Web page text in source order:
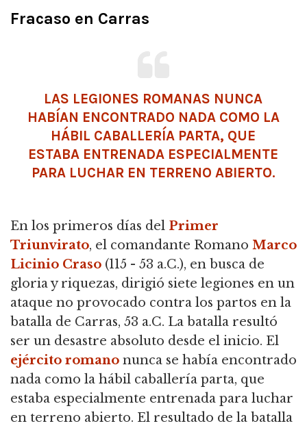
Fracaso en Carras
LAS LEGIONES ROMANAS NUNCA
HABÍAN ENCONTRADO NADA COMO LA
HÁBIL CABALLERÍA PARTA, QUE
ESTABA ENTRENADA ESPECIALMENTE
PARA LUCHAR EN TERRENO ABIERTO.
En los primeros días del Primer
Triunvirato, el comandante Romano Marco
Licinio Craso (115 - 53 a.C.), en busca de
gloria y riquezas, dirigió siete legiones en un
ataque no provocado contra los partos en la
batalla de Carras, 53 a.C. La batalla resultó
ser un desastre absoluto desde el inicio. El
ejército romano nunca se había encontrado
nada como la hábil caballería parta, que
estaba especialmente entrenada para luchar
en terreno abierto. El resultado de la batalla